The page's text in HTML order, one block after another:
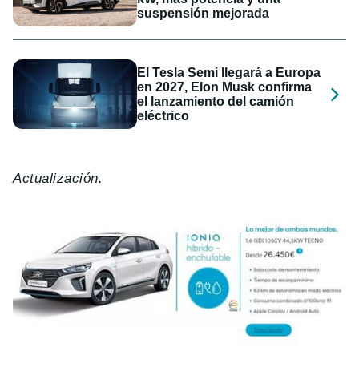
suspensión mejorada
El Tesla Semi llegará a Europa
en 2027, Elon Musk confirma
el lanzamiento del camión
eléctrico
Actualización.